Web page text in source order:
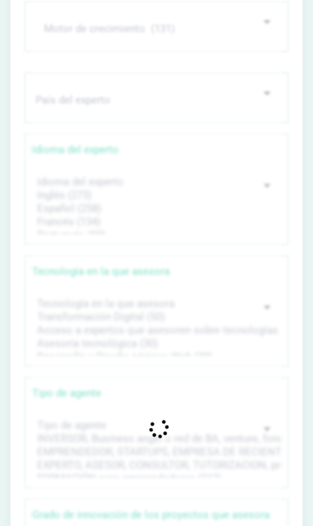
Idioma del experto
Tecnología en la que asesora
Tipo de agente
Grado de innovación de los proyectos que asesora